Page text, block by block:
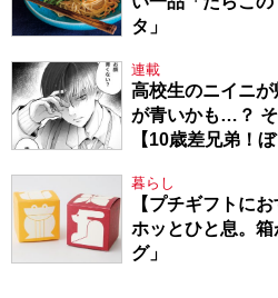
タ」
連載
高校生のニイニ
が青いかも…？
【10歳差兄弟！
暮らし
【プチギフトに
ホッとひと息。
グ」